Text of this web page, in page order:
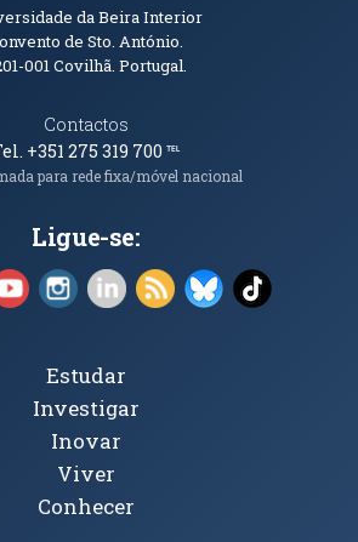
de Contacto
da Beira Interior
de Sto. António.
001Covilhã. Portugal.
Contactos
+351 275 319 700℡
para rede fixa/móvel nacional
Ligue-se:
(abre em nova janela)
em nova janela)
YouTube (abre em nova janela)
Instagram (abre em nova janela)
LinkedIn (abre em nova
RSS (abre em nova
Bluesky (abre
TikTok
Estudar
Investigar
Inovar
Viver
Conhecer